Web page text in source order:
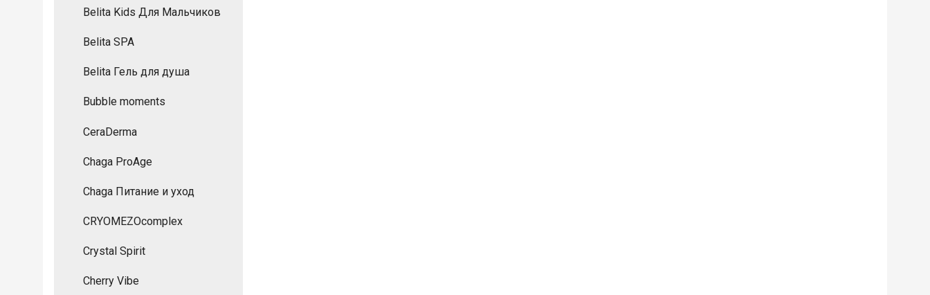
Belita Kids Для Мальчиков
Belita SPA
Belita Гель для душа
Bubble moments
CeraDermа
Chaga ProAge
Chaga Питание и уход
CRYOMEZOcomplex
Crystal Spirit
Cherry Vibe